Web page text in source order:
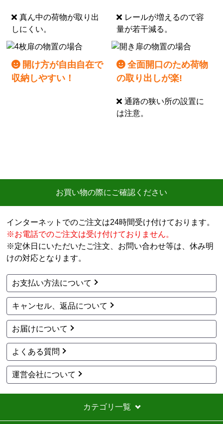
真ん中の荷物が取り出
しにくい。
レールが増えるので容
量が若干減る。
開け方が自由自在で
収納しやすい！
全面開口のため荷物
の取り出しが楽!
通路の狭い所の設置に
は注意。
お買い物の際にご確認ください
インターネットでのご注文は24時間受け付けております。
※お電話でのご注文は受け付けておりません。
※定休日にいただいたご注文、お問い合わせ等は、休み明
けの対応となります。
お支払い方法について
キャンセル、返品について
お届けについて
よくある質問
運営会社について
カテゴリ一覧